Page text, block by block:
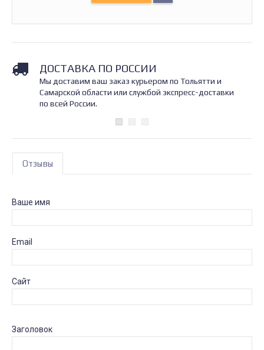
ДОСТАВКА ПО РОССИИ
Мы доставим ваш заказ курьером по Тольятти и
Самарской области или службой экспресс-доставки
по всей России.
Отзывы
Ваше имя
Email
Сайт
Заголовок